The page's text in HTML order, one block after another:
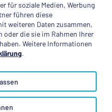
im
für soziale Medien, Werbung
führen diese
weiteren Daten zusammen,
oder die sie im Rahmen Ihrer
Weitere Informationen
.